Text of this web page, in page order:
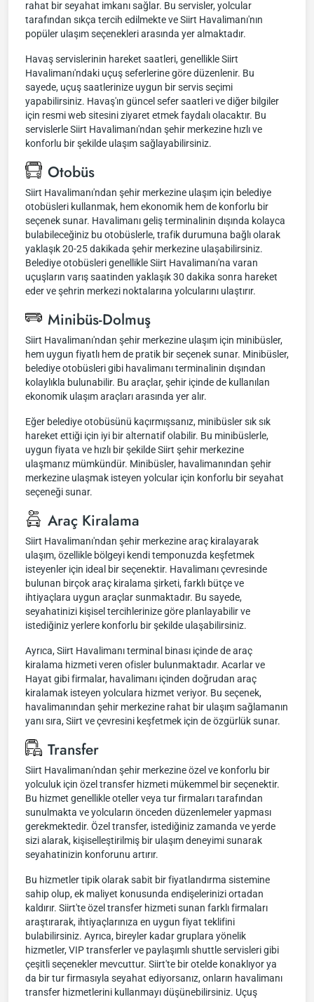
rahat bir seyahat imkanı sağlar. Bu servisler, yolcular
tarafından sıkça tercih edilmekte ve Siirt Havalimanı'nın
popüler ulaşım seçenekleri arasında yer almaktadır.
Havaş servislerinin hareket saatleri, genellikle Siirt
Havalimanı'ndaki uçuş seferlerine göre düzenlenir. Bu
sayede, uçuş saatlerinize uygun bir servis seçimi
yapabilirsiniz. Havaş'ın güncel sefer saatleri ve diğer bilgiler
için resmi web sitesini ziyaret etmek faydalı olacaktır. Bu
servislerle Siirt Havalimanı'ndan şehir merkezine hızlı ve
konforlu bir şekilde ulaşım sağlayabilirsiniz.
Otobüs
Siirt Havalimanı'ndan şehir merkezine ulaşım için belediye
otobüsleri kullanmak, hem ekonomik hem de konforlu bir
seçenek sunar. Havalimanı geliş terminalinin dışında kolayca
bulabileceğiniz bu otobüslerle, trafik durumuna bağlı olarak
yaklaşık 20-25 dakikada şehir merkezine ulaşabilirsiniz.
Belediye otobüsleri genellikle Siirt Havalimanı'na varan
uçuşların varış saatinden yaklaşık 30 dakika sonra hareket
eder ve şehrin merkezi noktalarına yolcularını ulaştırır.
Minibüs-Dolmuş
Siirt Havalimanı'ndan şehir merkezine ulaşım için minibüsler,
hem uygun fiyatlı hem de pratik bir seçenek sunar. Minibüsler,
belediye otobüsleri gibi havalimanı terminalinin dışından
kolaylıkla bulunabilir. Bu araçlar, şehir içinde de kullanılan
ekonomik ulaşım araçları arasında yer alır.
Eğer belediye otobüsünü kaçırmışsanız, minibüsler sık sık
hareket ettiği için iyi bir alternatif olabilir. Bu minibüslerle,
uygun fiyata ve hızlı bir şekilde Siirt şehir merkezine
ulaşmanız mümkündür. Minibüsler, havalimanından şehir
merkezine ulaşmak isteyen yolcular için konforlu bir seyahat
seçeneği sunar.
Araç Kiralama
Siirt Havalimanı'ndan şehir merkezine araç kiralayarak
ulaşım, özellikle bölgeyi kendi temponuzda keşfetmek
isteyenler için ideal bir seçenektir. Havalimanı çevresinde
bulunan birçok araç kiralama şirketi, farklı bütçe ve
ihtiyaçlara uygun araçlar sunmaktadır. Bu sayede,
seyahatinizi kişisel tercihlerinize göre planlayabilir ve
istediğiniz yerlere konforlu bir şekilde ulaşabilirsiniz.
Ayrıca, Siirt Havalimanı terminal binası içinde de araç
kiralama hizmeti veren ofisler bulunmaktadır. Acarlar ve
Hayat gibi firmalar, havalimanı içinden doğrudan araç
kiralamak isteyen yolculara hizmet veriyor. Bu seçenek,
havalimanından şehir merkezine rahat bir ulaşım sağlamanın
yanı sıra, Siirt ve çevresini keşfetmek için de özgürlük sunar.
Transfer
Siirt Havalimanı'ndan şehir merkezine özel ve konforlu bir
yolculuk için özel transfer hizmeti mükemmel bir seçenektir.
Bu hizmet genellikle oteller veya tur firmaları tarafından
sunulmakta ve yolcuların önceden düzenlemeler yapması
gerekmektedir. Özel transfer, istediğiniz zamanda ve yerde
sizi alarak, kişiselleştirilmiş bir ulaşım deneyimi sunarak
seyahatinizin konforunu artırır.
Bu hizmetler tipik olarak sabit bir fiyatlandırma sistemine
sahip olup, ek maliyet konusunda endişelerinizi ortadan
kaldırır. Siirt'te özel transfer hizmeti sunan farklı firmaları
araştırarak, ihtiyaçlarınıza en uygun fiyat teklifini
bulabilirsiniz. Ayrıca, bireyler kadar gruplara yönelik
hizmetler, VIP transferler ve paylaşımlı shuttle servisleri gibi
çeşitli seçenekler mevcuttur. Siirt'te bir otelde konaklıyor ya
da bir tur firmasıyla seyahat ediyorsanız, onların havalimanı
transfer hizmetlerini kullanmayı düşünebilirsiniz. Uçuş